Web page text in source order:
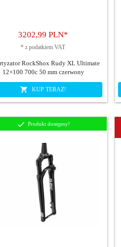
3202,99 PLN*
*z podatkiem VAT
RockShox Rudy XL Ultimate
12×100 700c 50 mm czerwony
KUP TERAZ!
Produkt dostępny!